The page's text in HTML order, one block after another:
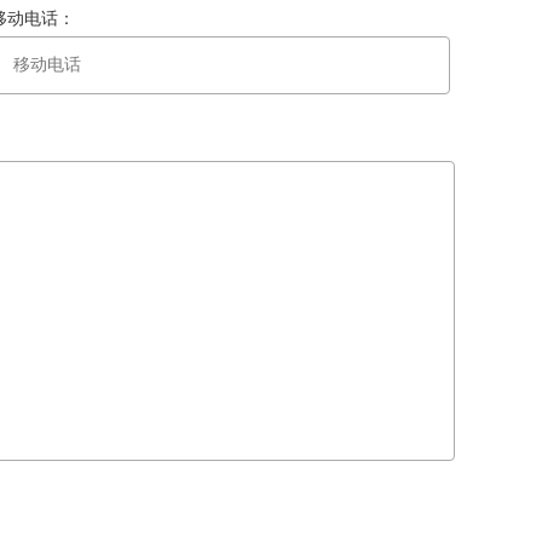
动电话：